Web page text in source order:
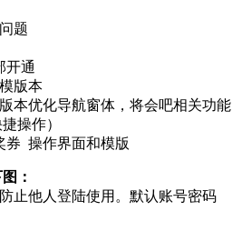
题
开通
版本
本优化导航窗体，将会吧相关功能
操作）
券 操作界面和模版
：
止他人登陆使用。默认账号密码